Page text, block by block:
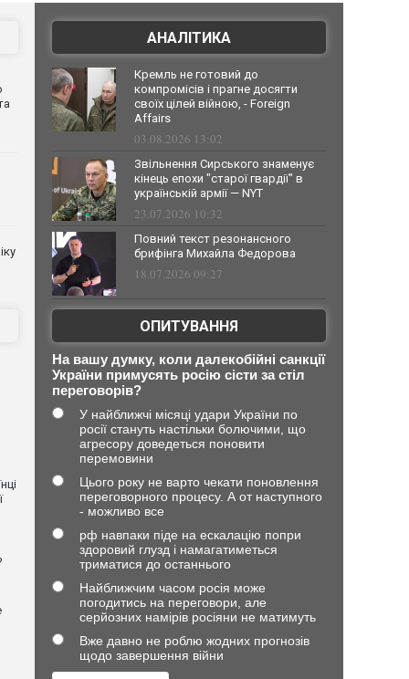
АНАЛІТИКА
Кремль не готовий до
компромісів і прагне досягти
своїх цілей війною, - Foreign
Affairs
03.08.2026 13:02
Звільнення Сирського знаменує
кінець епохи "старої гвардії" в
українській армії — NYT
23.07.2026 10:32
Повний текст резонансного
брифінга Михайла Федорова
18.07.2026 09:27
ОПИТУВАННЯ
На вашу думку, коли далекобійні санкції
України примусять росію сісти за стіл
переговорів?
У найближчі місяці удари України по
росії стануть настільки болючими, що
агресору доведеться поновити
перемовини
Цього року не варто чекати поновлення
переговорного процесу. А от наступного
- можливо все
рф навпаки піде на ескалацію попри
здоровий глузд і намагатиметься
триматися до останнього
Найближчим часом росія може
погодитись на переговори, але
серйозних намірів росіяни не матимуть
Вже давно не роблю жодних прогнозів
щодо завершення війни